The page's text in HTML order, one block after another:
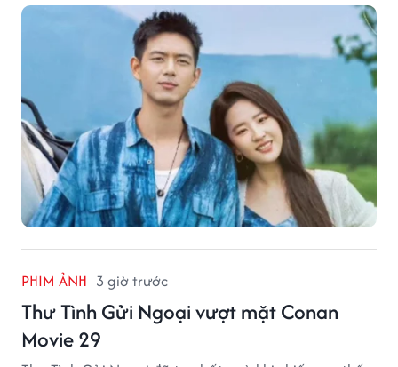
PHIM ẢNH 3 giờ trước
Thư Tình Gửi Ngoại vượt mặt Conan
Movie 29